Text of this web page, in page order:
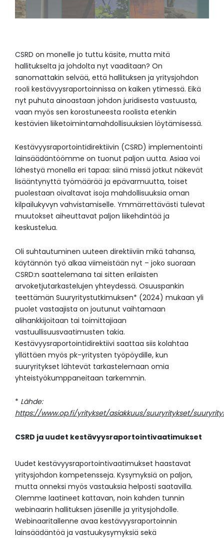
CSRD on monelle jo tuttu käsite, mutta mitä
hallitukselta ja johdolta nyt vaaditaan? On
sanomattakin selvää, että hallituksen ja yritysjohdon
rooli kestävyysraportoinnissa on kaiken ytimessä. Eikä
nyt puhuta ainoastaan johdon juridisesta vastuusta,
vaan myös sen korostuneesta roolista etenkin
kestävien liiketoimintamahdollisuuksien löytämisessä.
Kestävyysraportointidirektiivin (CSRD) implementointi
lainsäädäntöömme on tuonut paljon uutta. Asiaa voi
lähestyä monella eri tapaa: siinä missä jotkut näkevät
lisääntynyttä työmäärää ja epävarmuutta, toiset
puolestaan oivaltavat isoja mahdollisuuksia oman
kilpailukyvyn vahvistamiselle. Ymmärrettävästi tulevat
muutokset aiheuttavat paljon liikehdintää ja
keskustelua.
Oli suhtautuminen uuteen direktiiviin mikä tahansa,
käytännön työ alkaa viimeistään nyt – joko suoraan
CSRD:n saattelemana tai sitten erilaisten
arvoketjutarkastelujen yhteydessä. Osuuspankin
teettämän Suuryritystutkimuksen* (2024) mukaan yli
puolet vastaajista on joutunut vaihtamaan
alihankkijoitaan tai toimittajiaan
vastuullisuusvaatimusten takia.
Kestävyysraportointidirektiivi saattaa siis kolahtaa
yllättäen myös pk-yritysten työpöydille, kun
suuryritykset lähtevät tarkastelemaan omia
yhteistyökumppaneitaan tarkemmin.
* Lähde:
https://www.op.fi/yritykset/asiakkuus/suuryritykset/
CSRD ja uudet kestävyysraportointivaatimukset
Uudet kestävyysraportointivaatimukset haastavat
yritysjohdon kompetensseja. Kysymyksiä on paljon,
mutta onneksi myös vastauksia helposti saatavilla.
Olemme laatineet kattavan, noin kahden tunnin
webinaarin hallituksen jäsenille ja yritysjohdolle.
Webinaaritallenne avaa kestävyysraportoinnin
lainsäädäntöä ja vastuukysymyksiä sekä